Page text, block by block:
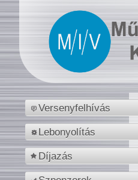
Versenyfelhívás
Lebonyolítás
Díjazás